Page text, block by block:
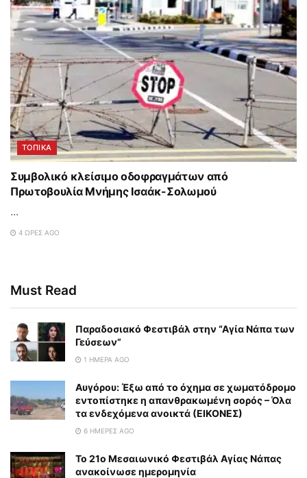
ΤΟΠΙΚΑ
Συμβολικό κλείσιμο οδοφραγμάτων από
Πρωτοβουλία Μνήμης Ισαάκ-Σολωμού
...
4 ΏΡΕΣ AGO
Must Read
Παραδοσιακό Φεστιβάλ στην “Αγία Νάπα των
Γεύσεων”
1 ΗΜΈΡΑ AGO
Αυγόρου: Έξω από το όχημα σε χωματόδρομο
εντοπίστηκε η απανθρακωμένη σορός – Όλα
τα ενδεχόμενα ανοικτά (ΕΙΚΟΝΕΣ)
6 ΗΜΈΡΕΣ AGO
To 21ο Μεσαιωνικό Φεστιβάλ Αγίας Νάπας
ανακοίνωσε ημερομηνία